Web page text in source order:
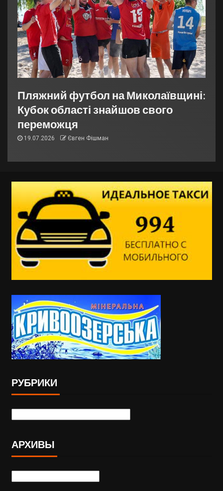
Пляжний футбол на Миколаївщині:
Кубок області знайшов свого
переможця
19.07.2026 Євген Фішман
РУБРИКИ
АРХИВЫ